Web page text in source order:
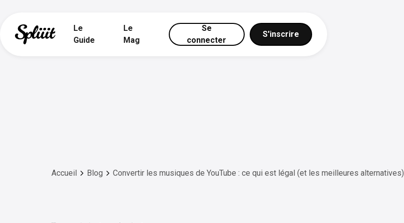
Le
Guide
Le
Mag
Se
connecter
S'inscrire
Accueil Blog Convertir les musiques de YouTube : ce qui est légal (et les meilleures alternatives)